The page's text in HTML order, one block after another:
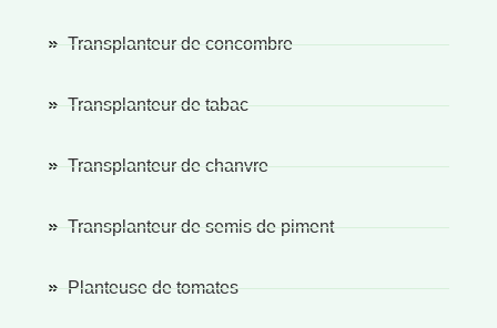
Transplanteur de concombre
Transplanteur de tabac
Transplanteur de chanvre
Transplanteur de semis de piment
Planteuse de tomates